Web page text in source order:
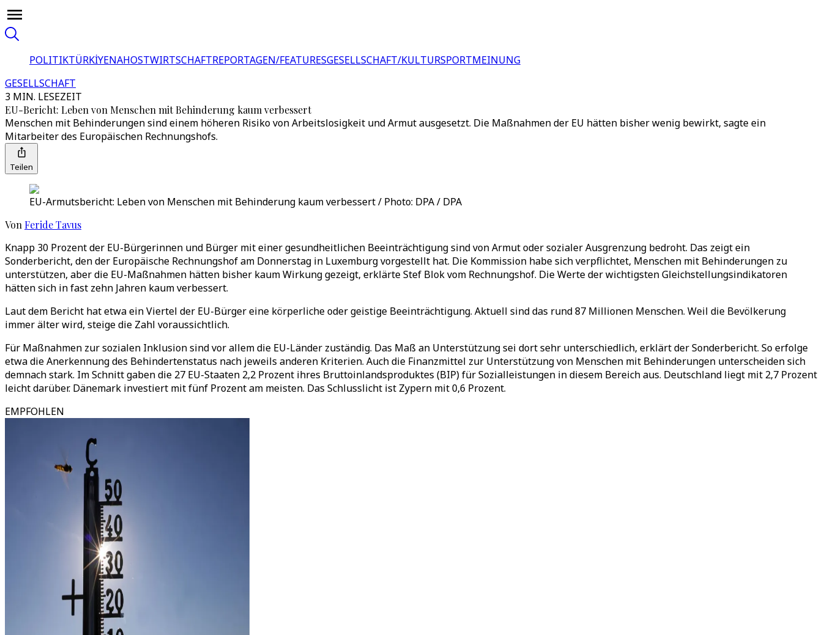
POLITIKTÜRKİYENAHOSTWIRTSCHAFTREPORTAGEN/FEATURESGESELLSCHAFT/KULTURSPORTMEINUNG
GESELLSCHAFT
3 MIN. LESEZEIT
EU-Bericht: Leben von Menschen mit Behinderung kaum verbessert
Menschen mit Behinderungen sind einem höheren Risiko von Arbeitslosigkeit und Armut ausgesetzt. Die Maßnahmen der EU hätten bisher wenig bewirkt, sagte ein
Mitarbeiter des Europäischen Rechnungshofs.
Teilen
EU-Armutsbericht: Leben von Menschen mit Behinderung kaum verbessert / Photo: DPA / DPA
Von Feride Tavus
Knapp 30 Prozent der EU-Bürgerinnen und Bürger mit einer gesundheitlichen Beeinträchtigung sind von Armut oder sozialer Ausgrenzung bedroht. Das zeigt ein
Sonderbericht, den der Europäische Rechnungshof am Donnerstag in Luxemburg vorgestellt hat. Die Kommission habe sich verpflichtet, Menschen mit Behinderungen zu
unterstützen, aber die EU-Maßnahmen hätten bisher kaum Wirkung gezeigt, erklärte Stef Blok vom Rechnungshof. Die Werte der wichtigsten Gleichstellungsindikatoren
hätten sich in fast zehn Jahren kaum verbessert.
Laut dem Bericht hat etwa ein Viertel der EU-Bürger eine körperliche oder geistige Beeinträchtigung. Aktuell sind das rund 87 Millionen Menschen. Weil die Bevölkerung
immer älter wird, steige die Zahl voraussichtlich.
Für Maßnahmen zur sozialen Inklusion sind vor allem die EU-Länder zuständig. Das Maß an Unterstützung sei dort sehr unterschiedlich, erklärt der Sonderbericht. So erfolge
etwa die Anerkennung des Behindertenstatus nach jeweils anderen Kriterien. Auch die Finanzmittel zur Unterstützung von Menschen mit Behinderungen unterscheiden sich
demnach stark. Im Schnitt gaben die 27 EU-Staaten 2,2 Prozent ihres Bruttoinlandsproduktes (BIP) für Sozialleistungen in diesem Bereich aus. Deutschland liegt mit 2,7 Prozent
leicht darüber. Dänemark investiert mit fünf Prozent am meisten. Das Schlusslicht ist Zypern mit 0,6 Prozent.
EMPFOHLEN